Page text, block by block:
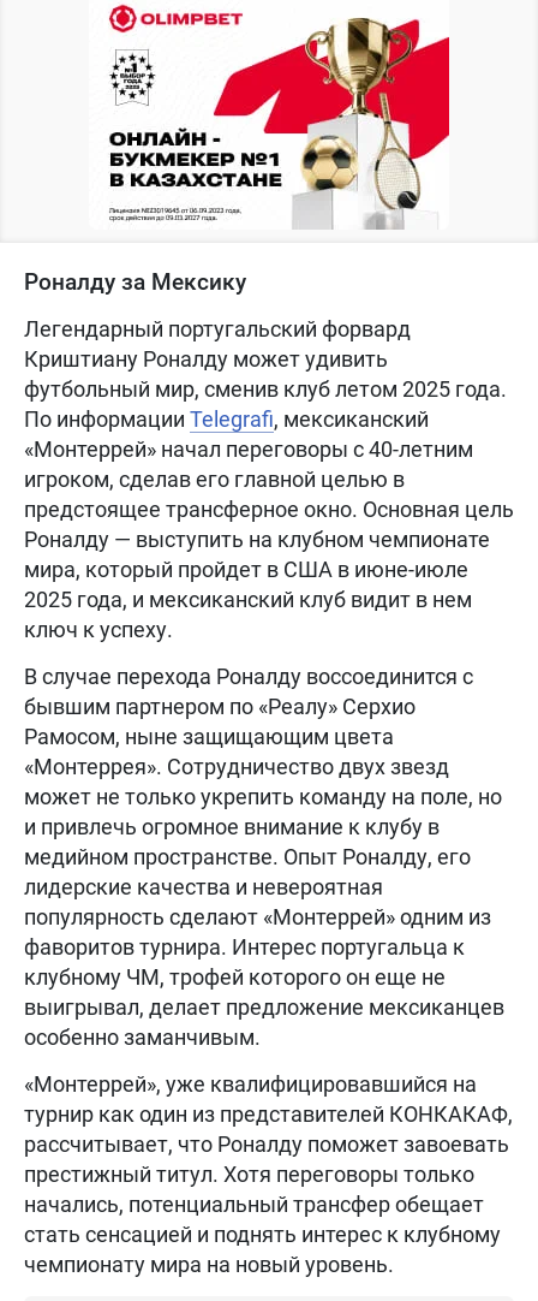
Роналду за Мексику
Легендарный португальский форвард
Криштиану Роналду может удивить
футбольный мир, сменив клуб летом 2025 года.
По информации Telegrafi, мексиканский
«Монтеррей» начал переговоры с 40-летним
игроком, сделав его главной целью в
предстоящее трансферное окно. Основная цель
Роналду — выступить на клубном чемпионате
мира, который пройдет в США в июне-июле
2025 года, и мексиканский клуб видит в нем
ключ к успеху.
В случае перехода Роналду воссоединится с
бывшим партнером по «Реалу» Серхио
Рамосом, ныне защищающим цвета
«Монтеррея». Сотрудничество двух звезд
может не только укрепить команду на поле, но
и привлечь огромное внимание к клубу в
медийном пространстве. Опыт Роналду, его
лидерские качества и невероятная
популярность сделают «Монтеррей» одним из
фаворитов турнира. Интерес португальца к
клубному ЧМ, трофей которого он еще не
выигрывал, делает предложение мексиканцев
особенно заманчивым.
«Монтеррей», уже квалифицировавшийся на
турнир как один из представителей КОНКАКАФ,
рассчитывает, что Роналду поможет завоевать
престижный титул. Хотя переговоры только
начались, потенциальный трансфер обещает
стать сенсацией и поднять интерес к клубному
чемпионату мира на новый уровень.